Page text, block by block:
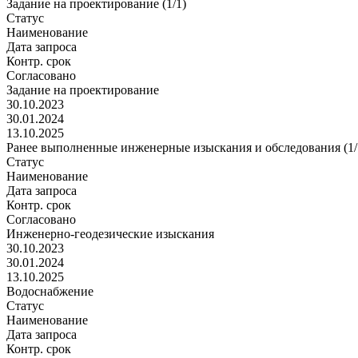
Задание на проектирование (1/1)
Статус
Наименование
Дата запроса
Контр. срок
Согласовано
Задание на проектирование
30.10.2023
30.01.2024
13.10.2025
Ранее выполненные инженерные изыскания и обследования
Статус
Наименование
Дата запроса
Контр. срок
Согласовано
Инженерно-геодезические изыскания
30.10.2023
30.01.2024
13.10.2025
Водоснабжение
Статус
Наименование
Дата запроса
Контр. срок